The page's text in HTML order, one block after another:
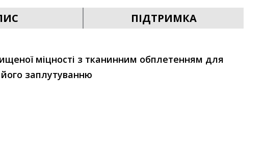
ПІДТРИМКА
міцності з тканинним обплетенням для
його заплутуванню